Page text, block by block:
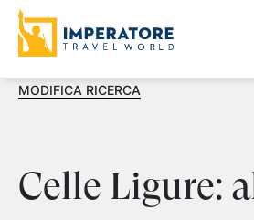
MODIFICA RICERCA
Celle Ligure: